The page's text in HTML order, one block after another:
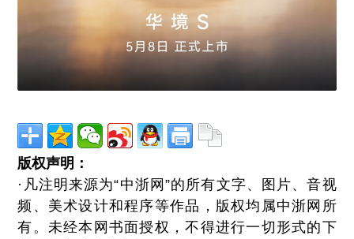
版权声明：
·凡注明来源为“中浙网”的所有文字、图片、音视
频、美术设计和程序等作品，版权均属中浙网所
有。未经本网书面授权，不得进行一切形式的下